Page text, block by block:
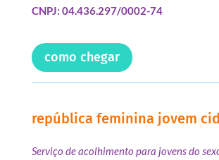
CNPJ: 04.436.297/0002-74
como chegar
república feminina jovem
Serviço de acolhimento para jovens do